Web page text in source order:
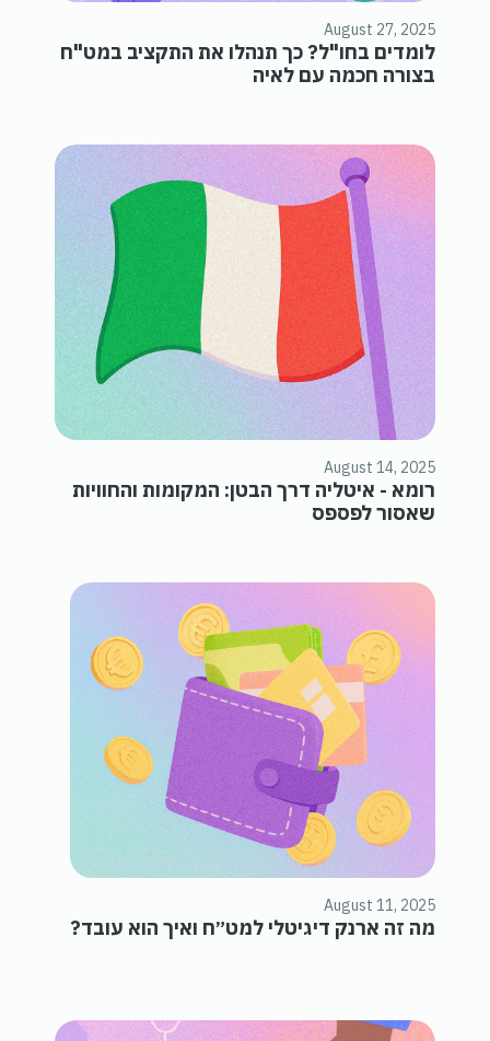
August 27, 2025
לומדים בחו"ל? כך תנהלו את התקציב במט"ח
בצורה חכמה עם לאיה
August 14, 2025
רומא - איטליה דרך הבטן: המקומות והחוויות
שאסור לפספס
August 11, 2025
מה זה ארנק דיגיטלי למט״ח ואיך הוא עובד?